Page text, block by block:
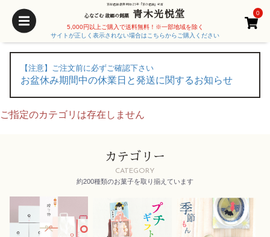
京都老舗 創業 明治25年「京の老舗」受賞
心なごむ 故郷の銘菓 青木光悦堂
5,000円以上ご購入で送料無料！※一部地域を除く
サイトが正しく表示されない場合はこちらからご購入ください
0
【注意】ご注文前に必ずご確認下さい
お盆休み期間中の休業日と発送に関するお知らせ
ご指定のカテゴリは存在しません
カテゴリー
CATEGORY
約200種類のお菓子を取り揃えています